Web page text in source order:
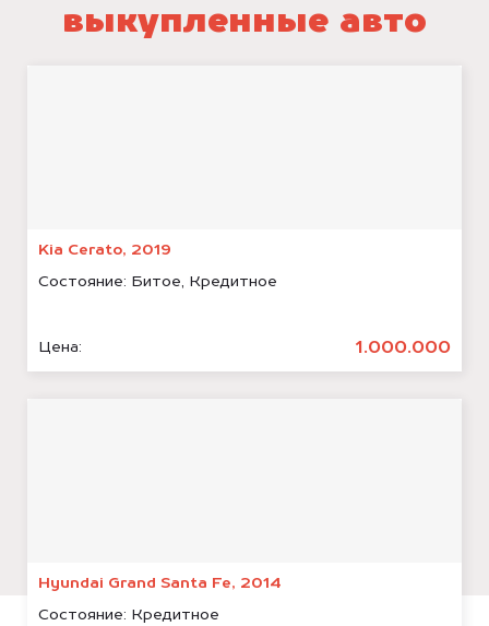
выкупленные авто
Kia Cerato, 2019
Состояние: Битое, Кредитное
Цена: 1.000.000
Hyundai Grand Santa Fe, 2014
Состояние: Кредитное